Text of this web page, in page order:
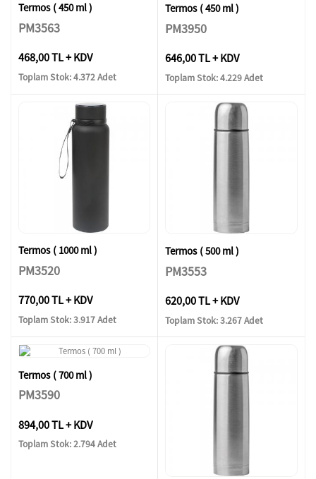
Termos ( 450 ml )
PM3563
468,00 TL + KDV
Toplam Stok: 4.372 Adet
Termos ( 450 ml )
PM3950
646,00 TL + KDV
Toplam Stok: 4.229 Adet
Termos ( 1000 ml )
PM3520
770,00 TL + KDV
Toplam Stok: 3.917 Adet
Termos ( 500 ml )
PM3553
620,00 TL + KDV
Toplam Stok: 3.267 Adet
Termos ( 700 ml )
PM3590
894,00 TL + KDV
Toplam Stok: 2.794 Adet